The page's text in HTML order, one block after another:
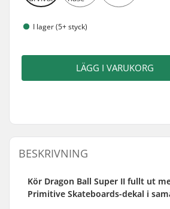
I lager (5+ styck)
LÄGG I VARUKORG
BESKRIVNING
Kör Dragon Ball Super II fullt ut
Primitive Skateboards-dekal i